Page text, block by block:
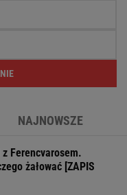
NAJNOWSZE
Ferencvarosem.
żałować [ZAPIS